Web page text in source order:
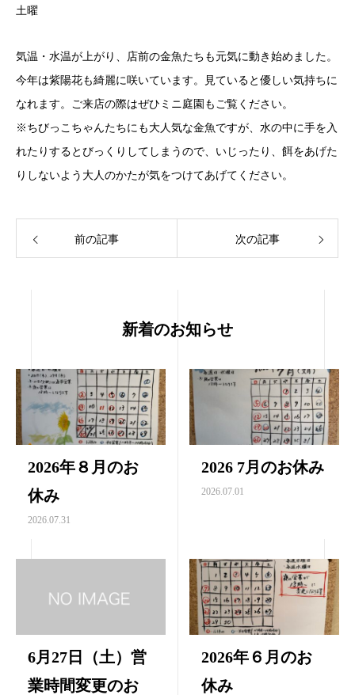
土曜
気温・水温が上がり、店前の金魚たちも元気に動き始めました。
今年は紫陽花も綺麗に咲いています。見ていると優しい気持ちに
なれます。ご来店の際はぜひミニ庭園もご覧ください。
※ちびっこちゃんたちにも大人気な金魚ですが、水の中に手を入
れたりするとびっくりしてしまうので、いじったり、餌をあげた
りしないよう大人のかたが気をつけてあげてください。
前の記事 次の記事
新着のお知らせ
2026年８月のお
休み
2026.07.31
2026 7月のお休み
2026.07.01
6月27日（土）営
業時間変更のお
2026年６月のお
休み